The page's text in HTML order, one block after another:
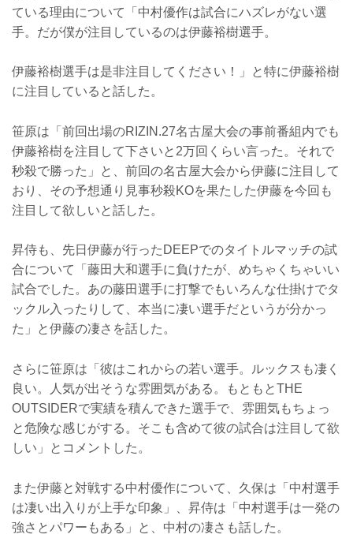
ている理由について「中村優作は試合にハズレがない選
手。だが僕が注目しているのは伊藤裕樹選手。
伊藤裕樹選手は是非注目してください！」と特に伊藤裕樹
に注目していると話した。
笹原は「前回出場のRIZIN.27名古屋大会の事前番組内でも
伊藤裕樹を注目して下さいと2万回くらい言った。それで
秒殺で勝った」と、前回の名古屋大会から伊藤に注目して
おり、その予想通り見事秒殺KOを果たした伊藤を今回も
注目して欲しいと話した。
昇侍も、先日伊藤が行ったDEEPでのタイトルマッチの試
合について「藤田大和選手に負けたが、めちゃくちゃいい
試合でした。あの藤田選手に打撃でもいろんな仕掛けでタ
ックル入ったりして、本当に凄い選手だというが分かっ
た」と伊藤の凄さを話した。
さらに笹原は「彼はこれからの若い選手。ルックスも凄く
良い。人気が出そうな雰囲気がある。もともとTHE
OUTSIDERで実績を積んできた選手で、雰囲気もちょっ
と危険な感じがする。そこも含めて彼の試合は注目して欲
しい」とコメントした。
また伊藤と対戦する中村優作について、久保は「中村選手
は凄い出入りが上手な印象」、昇侍は「中村選手は一発の
強さとパワーもある」と、中村の凄さも話した。